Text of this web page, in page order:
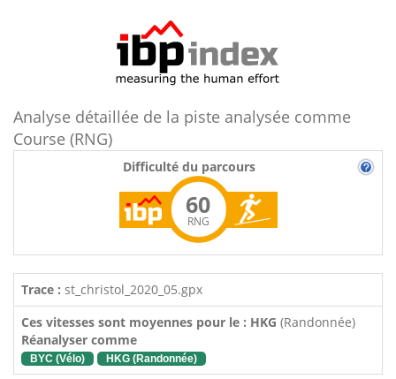
Analyse détaillée de la piste analysée comme
Course (RNG)
Difficulté du parcours
60
RNG
Trace : st_christol_2020_05.gpx
Ces vitesses sont moyennes pour le : HKG (Randonnée)
Réanalyser comme
BYC (Vélo) HKG (Randonnée)